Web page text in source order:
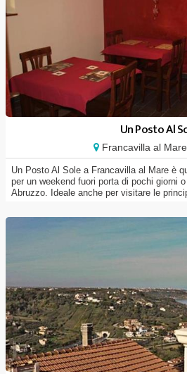
Un Posto Al
Francavilla al
Un Posto Al Sole a Francavilla al Mare è
per un weekend fuori porta di pochi giorni
Abruzzo. Ideale anche per visitare le